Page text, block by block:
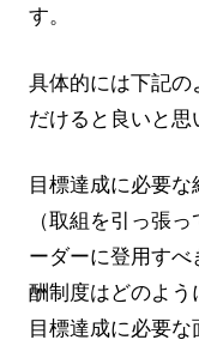
す。
具体的には下記の
だけると良いと思
目標達成に必要
（取組を引っ張
ーダーに登用す
酬制度はどのよう
目標達成に必要